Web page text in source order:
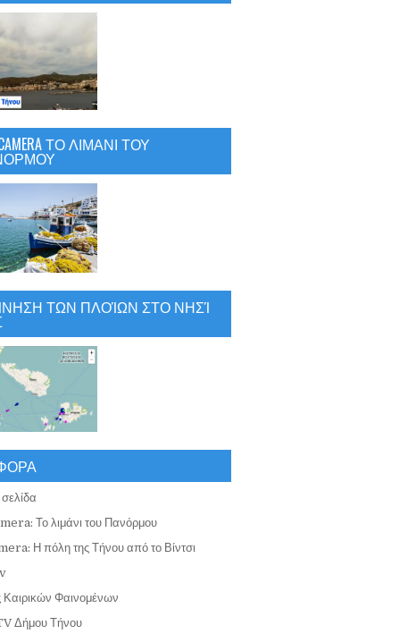
CAMERA ΤΟ ΛΙΜΑΝΙ ΤΟΥ
ΤΩΝ ΠΛΟΊΩΝ ΣΤΟ ΝΗΣΊ
Το λιμάνι του Πανόρμου
Η πόλη της Τήνου από το Βίντσι
Καιρικών Φαινομένων
Δήμου Τήνου